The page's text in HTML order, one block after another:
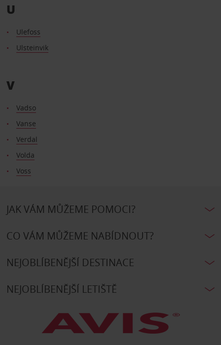
U
Ulefoss
Ulsteinvik
V
Vadso
Vanse
Verdal
Volda
Voss
JAK VÁM MŮŽEME POMOCI?
CO VÁM MŮŽEME NABÍDNOUT?
NEJOBLÍBENĚJŠÍ DESTINACE
NEJOBLÍBENĚJŠÍ LETIŠTĚ